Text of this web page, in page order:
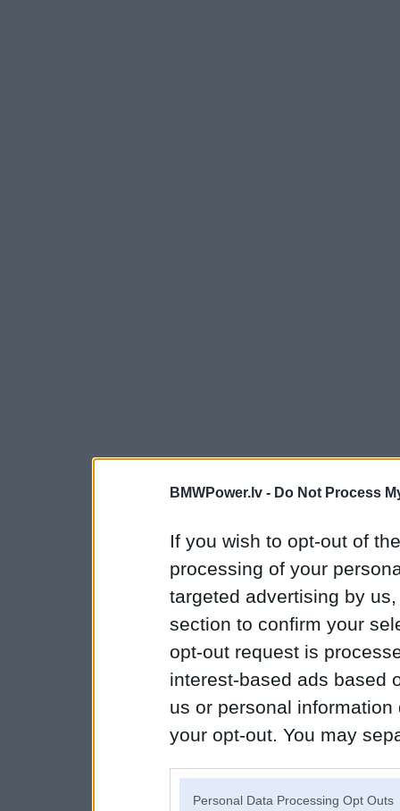
BMWPower.lv - Do Not Process
If you wish to opt-out of
processing of your
targeted advertising by
section to confirm your
opt-out request is
interest-based ads based
us or personal
your opt-out. You may
Personal Data Processing Opt Outs